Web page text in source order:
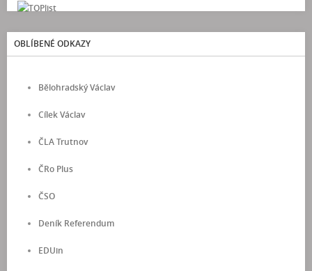
OBLÍBENÉ ODKAZY
Bělohradský Václav
Cílek Václav
ČLA Trutnov
ČRo Plus
ČSO
Deník Referendum
EDUin